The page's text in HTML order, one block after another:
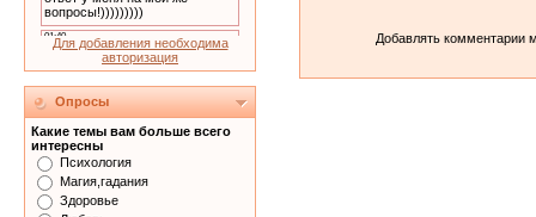
Для добавления необходима
авторизация
Опросы
Какие темы вам больше всего
интересны
Психология
Магия,гадания
Здоровье
Добавлять комментарии